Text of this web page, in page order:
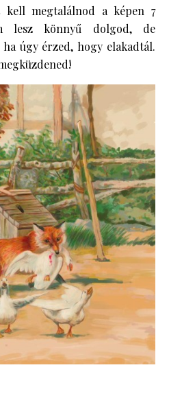
megtalálnod a képen 7
lesz könnyű dolgod, de
úgy érzed, hogy elakadtál.